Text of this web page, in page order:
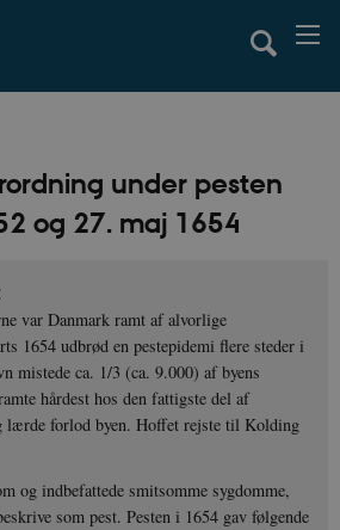
under pesten
og 27. maj 1654
var Danmark ramt af alvorlige
1654 udbrød en pestepidemi flere steder i
mistede ca. 1/3 (ca. 9.000) af byens
hårdest hos den fattigste del af
lærde forlod byen. Hoffet rejste til Kolding
og indbefattede smitsomme sygdomme,
som pest. Pesten i 1654 gav følgende